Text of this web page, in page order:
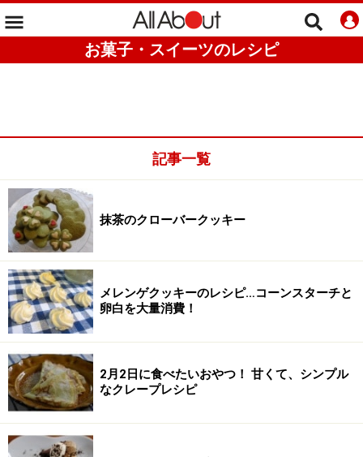
お菓子・スイーツのレシピ
記事一覧
抹茶のクローバークッキー
メレンゲクッキーのレシピ…コーンスターチと
卵白を大量消費！
2月2日に食べたいおやつ！ 甘くて、シンプル
なクレープレシピ